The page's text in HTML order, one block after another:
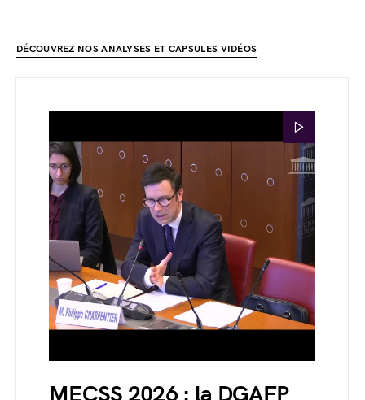
DÉCOUVREZ NOS ANALYSES ET CAPSULES VIDÉOS